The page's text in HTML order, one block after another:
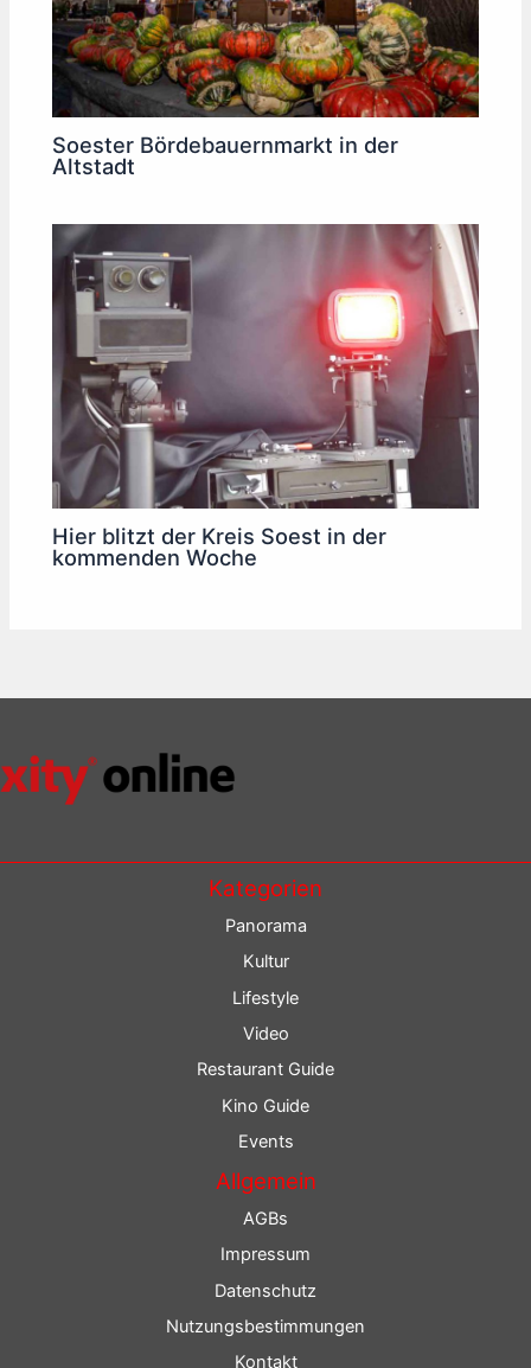
Soester Bördebauernmarkt in der
Altstadt
Hier blitzt der Kreis Soest in der
kommenden Woche
Kategorien
Panorama
Kultur
Lifestyle
Video
Restaurant Guide
Kino Guide
Events
Allgemein
AGBs
Impressum
Datenschutz
Nutzungsbestimmungen
Kontakt